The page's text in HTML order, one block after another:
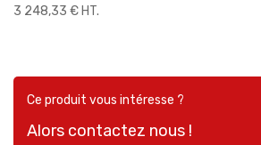
3 248,33 € HT.
Ce produit vous intéresse ?
Alors contactez nous !